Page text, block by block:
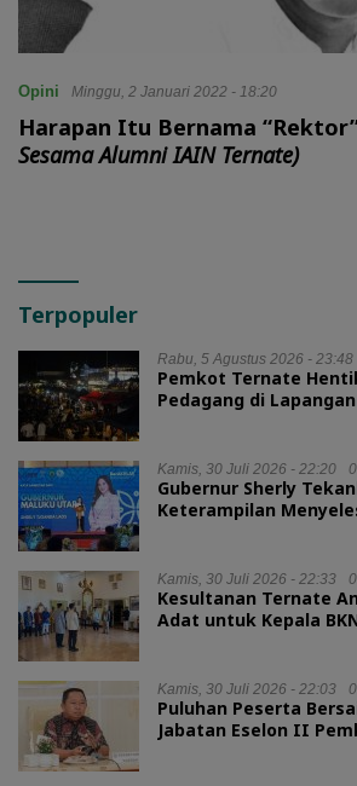
Opini Minggu, 2 Januari 2022 - 18:20
Harapan Itu Bernama
Sesama Alumni IAIN Ternate)
Terpopuler
Rabu, 5 Agustus 2026 - 23:48
Pemkot Ternate
Pedagang di
Kamis, 30 Juli 2026 - 22:20
Gubernur Sherly
Keterampilan
Kamis, 30 Juli 2026 - 22:33
Kesultanan Ternate
Adat untuk Kepala
Kamis, 30 Juli 2026 - 22:03
Puluhan Peserta
Jabatan Eselon II